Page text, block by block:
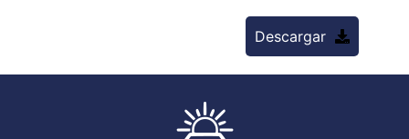
Descargar